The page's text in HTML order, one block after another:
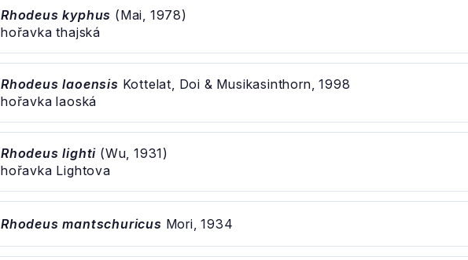
Rhodeus kyphus (Mai, 1978)
hořavka thajská
Rhodeus laoensis Kottelat, Doi & Musikasinthorn, 1998
hořavka laoská
Rhodeus lighti (Wu, 1931)
hořavka Lightova
Rhodeus mantschuricus Mori, 1934